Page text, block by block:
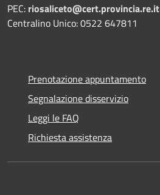
PEC: riosaliceto@cert.provincia.re.it
Centralino Unico: 0522 647811
Prenotazione appuntamento
Segnalazione disservizio
Leggi le FAQ
Richiesta assistenza